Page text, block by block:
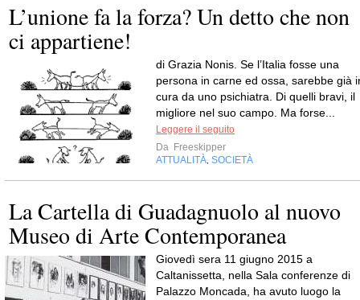
L’unione fa la forza? Un detto che non
ci appartiene!
di Grazia Nonis. Se l’Italia fosse una
persona in carne ed ossa, sarebbe già
cura da uno psichiatra. Di quelli bravi, il
migliore nel suo campo. Ma forse...
Leggere il seguito
Da Freeskipper
ATTUALITÀ SOCIETÀ
La Cartella di Guadagnuolo al nuovo
Museo di Arte Contemporanea
Giovedì sera 11 giugno 2015 a
Caltanissetta, nella Sala conferenze di
Palazzo Moncada, ha avuto luogo la